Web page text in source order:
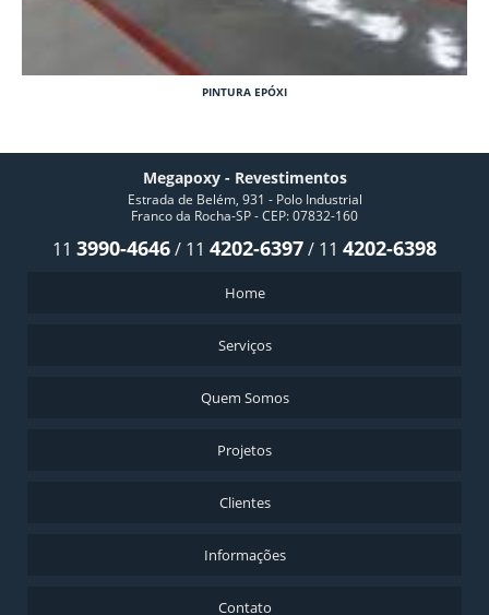
PINTURA EPÓXI
Megapoxy - Revestimentos
Estrada de Belém, 931 - Polo Industrial
Franco da Rocha-SP - CEP: 07832-160
11 3990-4646/ 11 4202-6397/ 11 4202-6398
Home
Serviços
Quem Somos
Projetos
Clientes
Informações
Contato